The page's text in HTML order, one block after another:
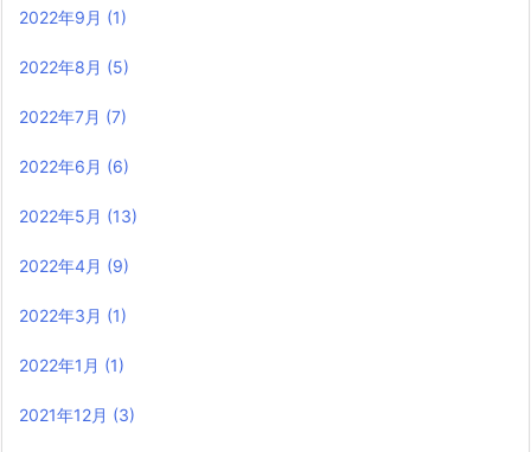
2022年9月 (1)
2022年8月 (5)
2022年7月 (7)
2022年6月 (6)
2022年5月 (13)
2022年4月 (9)
2022年3月 (1)
2022年1月 (1)
2021年12月 (3)